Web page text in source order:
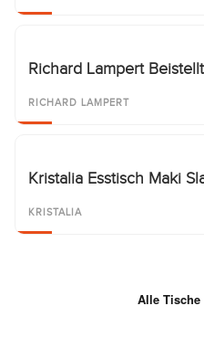
Richard Lampert
RICHARD LAMPERT
Kristalia Esstisch Maki
KRISTALIA
Alle